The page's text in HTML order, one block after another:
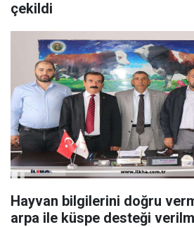
çekildi
Hayvan bilgilerini doğru
arpa ile küspe desteği